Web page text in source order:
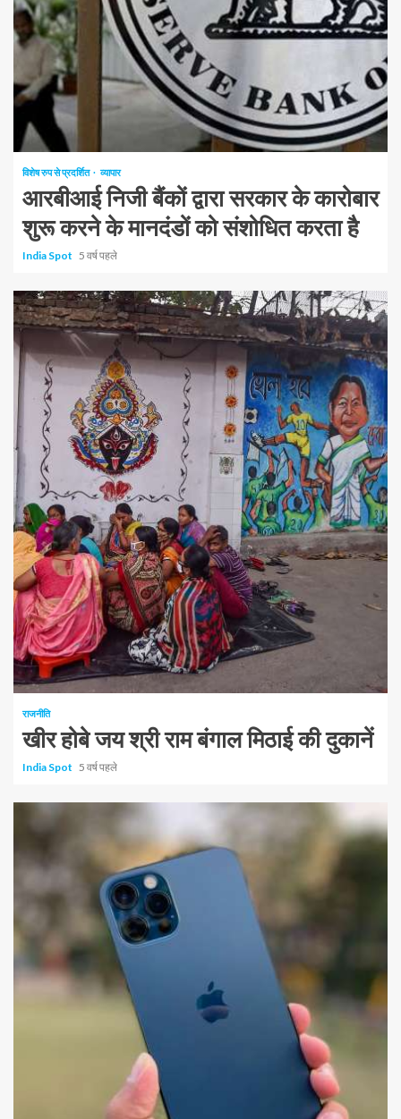
1 न्यूनतम पढ़ा
विशेष रुप से प्रदर्शित व्यापार
आरबीआई निजी बैंकों द्वारा सरकार के कारोबार
शुरू करने के मानदंडों को संशोधित करता है
India Spot 5 वर्ष पहले
1 न्यूनतम पढ़ा
राजनीति
खीर होबे जय श्री राम बंगाल मिठाई की दुकानें
India Spot 5 वर्ष पहले